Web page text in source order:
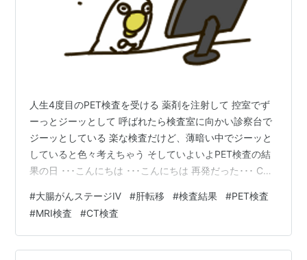
人生4度目のPET検査を受ける 薬剤を注射して 控室でず
ーっとジーッとして 呼ばれたら検査室に向かい診察台で
ジーッとしている 楽な検査だけど、薄暗い中でジーッと
していると色々考えちゃう そしていよいよPET検査の結
果の日 ･･･こんにちは ･･･こんにちは 再発だった･･･ CT
が判明 けどそれは転移巣と判断しかねるものだった なぜ
かというと これまでの肝転移巣は中心に円を描くような
形で広がっていた。一般的にもそうらしい。 しかし今回
の転移巣はなぜか細長い 転移巣ではなく手術の影響でで
#大腸がんステージⅣ #肝転移 #検査結果 #PET検査
#MRI検査 #CT検査